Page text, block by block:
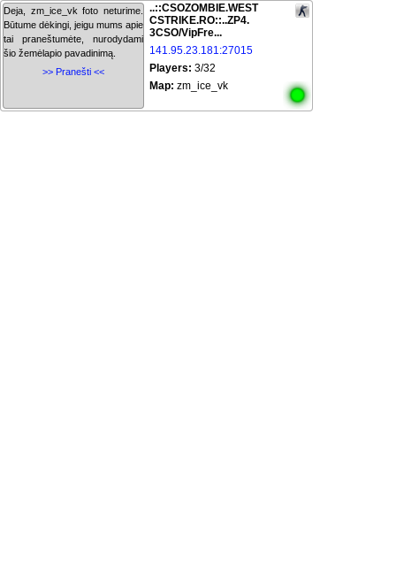
Deja, zm_ice_vk foto neturime.
Būtume dėkingi, jeigu mums apie
tai praneštumėte, nurodydami
šio žemėlapio pavadinimą.
>> Pranešti <<
..::CSOZOMBIE.WEST
CSTRIKE.RO::..ZP4.
3CSO/VipFre...
141.95.23.181:27015
Players: 3/32
Map: zm_ice_vk